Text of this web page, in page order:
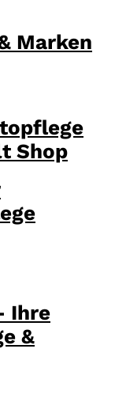
Marken
Shop
Ihre
&